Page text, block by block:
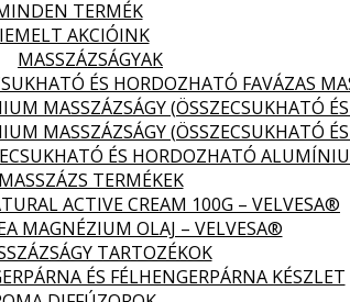
TERMÉK
AKCIÓINK
MASSZÁZSÁGYAK
ÉS HORDOZHATÓ FAVÁZAS
MASSZÁZSÁGY (ÖSSZECSUKHATÓ
MASSZÁZSÁGY (ÖSSZECSUKHATÓ
ÉS HORDOZHATÓ
MASSZÁZS TERMÉKEK
ACTIVE CREAM 100G – VELVESA®
MAGNÉZIUM OLAJ – VELVESA®
TARTOZÉKOK
ÉS FÉLHENGERPÁRNA KÉSZLET